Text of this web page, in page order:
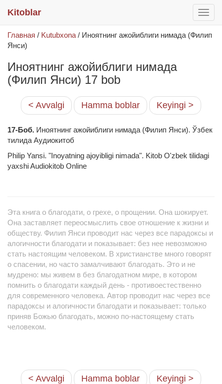
меню
Kitoblar
Главная / Kutubxona / Иноятнинг ажойиблиги нимада (Филип
Янси)
Иноятнинг ажойиблиги нимада
(Филип Янси) 17 bob
< Avvalgi Hamma boblar Keyingi >
17-Боб. Иноятнинг ажойиблиги нимада (Филип Янси). Ўзбек
тилида Аудиокитоб
Philip Yansi. "Inoyatning ajoyibligi nimada". Kitob O'zbek tilidagi
yaxshi Audiokitob Online
Эта книга о благодати, о грехе, о прощении. Она шокирует.
Она заставляет переосмыслить свое отношение к жизни и
обществу. Филип Янси проводит нас через все парадоксы и
алогичности благодати и показывает: без нее невозможно
стать настоящим человеком. В христианстве много говорят
о спасении, но часто замалчивают благодать. Это и не
мудрено: мы живем в без благодатном мире, в котором
помнить о благодати каждый день - противоестественно
для современного человека. Автор проводит нас через все
парадоксы и алогичности благодати и показывает: только
приняв Божью благодать, можно по-настоящему стать
человеком.
< Avvalgi Hamma boblar Keyingi >